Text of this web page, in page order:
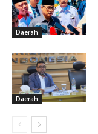
Daerah
Daerah